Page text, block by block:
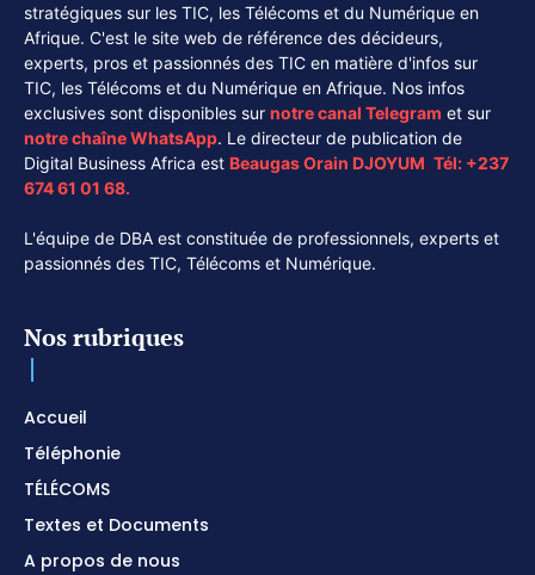
stratégiques sur les TIC, les Télécoms et du Numérique en
Afrique. C'est le site web de référence des décideurs,
experts, pros et passionnés des TIC en matière d'infos sur
TIC, les Télécoms et du Numérique en Afrique. Nos infos
exclusives sont disponibles sur notre canal Telegram et sur
notre chaîneWhatsApp. Le directeur de publication de
Digital Business Africa est Beaugas Orain DJOYUM. Tél: +237
674 61 01 68.
L'équipe de DBA est constituée de professionnels, experts et
passionnés des TIC, Télécoms et Numérique.
Nos rubriques
Accueil
Téléphonie
TÉLÉCOMS
Textes et Documents
A propos de nous